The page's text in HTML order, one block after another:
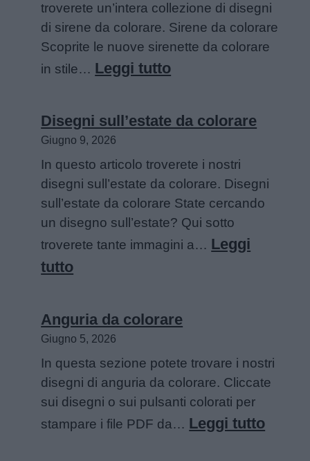
troverete un’intera collezione di disegni
di sirene da colorare. Sirene da colorare
Scoprite le nuove sirenette da colorare
in stile… Leggi tutto:
da
Disegni sull’estate da colorare
Giugno 9, 2026
In questo articolo troverete i nostri
disegni sull’estate da colorare. Disegni
sull’estate da colorare State cercando
un disegno sull’estate? Qui sotto
troverete tante immagini a… Leggi
tutto:
sull’estate
da
colorare
Anguria da colorare
Giugno 5, 2026
In questa sezione potete trovare i nostri
disegni di anguria da colorare. Cliccate
sui disegni o sui pulsanti colorati per
stampare i file PDF da… Leggi tutto: